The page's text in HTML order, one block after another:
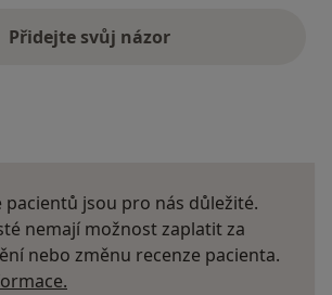
Přidejte svůj názor
pacientů jsou pro nás důležité.
nemají možnost zaplatit za
nebo změnu recenze pacienta.